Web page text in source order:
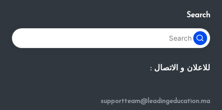
Search
للاعلان و الاتصال :
supportteam@leadingeducation.ma